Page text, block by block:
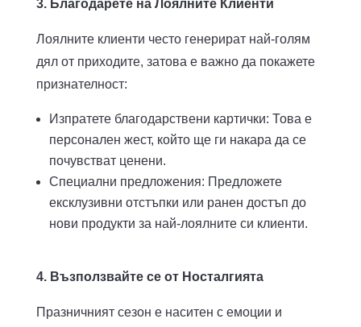
3. Благодарете на Лоялните Клиенти
Лоялните клиенти често генерират най-голям
дял от приходите, затова е важно да покажете
признателност:
Изпратете благодарствени картички: Това е
персонален жест, който ще ги накара да се
почувстват ценени.
Специални предложения: Предложете
ексклузивни отстъпки или ранен достъп до
нови продукти за най-лоялните си клиенти.
4. Възползвайте се от Носталгията
Празничният сезон е наситен с емоции и